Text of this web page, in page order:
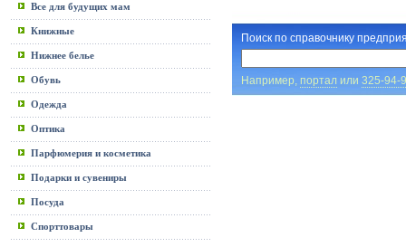
Все для будущих мам
Книжные
Нижнее белье
Обувь
Одежда
Оптика
Парфюмерия и косметика
Подарки и сувениры
Посуда
Спорттовары
Поиск по справочнику
Например, порталили 325-94-